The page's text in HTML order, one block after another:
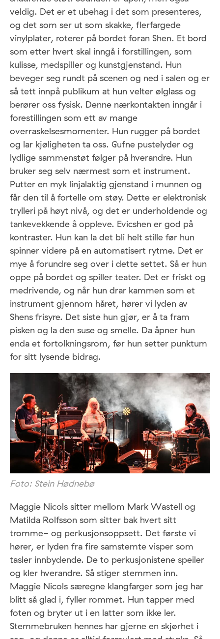
veldig. Det er et ubehag i det som presenteres,
og det som ser ut som skakke, flerfargede
vinylplater, roterer på bordet foran Shen. Et bord
som etter hvert skal inngå i forstillingen, som
kulisse, medspiller og kunstgjenstand. Hun
beveger seg rundt på scenen og ned i salen og er
så tett innpå publikum at hun velter ølglass og
berører oss fysisk. Denne nærkontakten inngår i
forestillingen som ett av mange
overraskelsesmomenter. Hun rugger på bordet
og lar kjøligheten ta oss. Gufne pustelyder og
lydlige sammenstøt følger på hverandre. Hun
bruker seg selv nærmest som et instrument.
Putter en myk linjalaktig gjenstand i munnen og
får den til å fortelle om støy. Dette er elektronisk
trylleri på høyt nivå, og det er underholdende og
tankevekkende å oppleve. Evicshen er god på
kontraster. Hun kan la det bli helt stille før hun
spinner videre på en automatisert rytme. Det er
mye å forundre seg over i dette settet. Så er hun
oppe på bordet og spiller teater. Det er friskt og
medrivende, og når hun drar kammen som et
instrument gjennom håret, hører vi lyden av
Shens frisyre. Det siste hun gjør, er å ta fram
pisken og la den suse og smelle. Da åpner hun
enda et fortolkningsrom, før hun setter punktum
for sitt lysende bidrag.
Foto: Stein Hødnebø
Maggie Nicols sitter mellom Mark Wastell og
Matilda Rolfsson som sitter bak hvert sitt
tromme- og perkusjonsoppsett. Det første vi
hører, er lyden fra fire samstemte visper som
tasler innbydende. De to perkusjonistene speiler
og kler hverandre. Så stiger stemmen inn.
Maggie Nicols særegne klangfarger som jeg har
blitt så glad i, fyller rommet. Hun tapper med
foten og bryter ut i en latter som ikke ler.
Stemmebruken hennes har gjerne en skjørhet i